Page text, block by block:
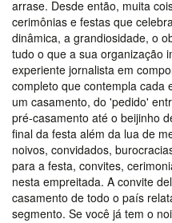
Tecnologia
Jogos e
Passatempos
Jordan
Peterson
Leon
Tolstói
Literatura
Literatura
Brasileira
arrase. Desde então, muita
cerimônias e festas que
dinâmica, a grandiosidade, o
tudo o que a sua organização
experiente jornalista em
completo que contempla cada
um casamento, do 'pedido'
pré-casamento até o beijinho
final da festa além da lua de
noivos, convidados,
para a festa, convites,
nesta empreitada. A convite
casamento de todo o país
segmento. Se você já tem o